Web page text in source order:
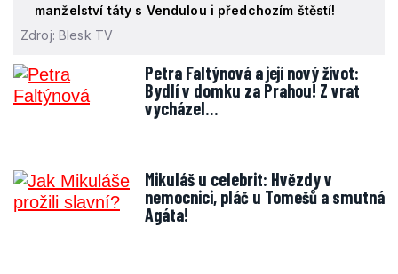
manželství táty s Vendulou i předchozím štěstí!
Zdroj: Blesk TV
Petra Faltýnová a její nový život:
Bydlí v domku za Prahou! Z vrat
vycházel…
Mikuláš u celebrit: Hvězdy v
nemocnici, pláč u Tomešů a smutná
Agáta!